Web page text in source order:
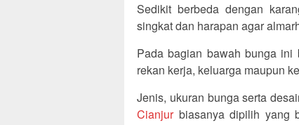
Sedikit berbeda dengan
singkat dan harapan agar
Pada bagian bawah bunga ini
rekan kerja, keluarga maupun
Jenis, ukuran bunga serta
Cianjurbiasanya dipilih yang